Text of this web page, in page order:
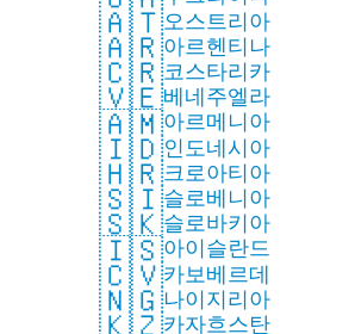
🇦🇹오스트리아
🇦🇷아르헨티나
🇨🇷코스타리카
🇻🇪베네주엘라
🇦🇲아르메니아
🇮🇩인도네시아
🇭🇷크로아티아
🇸🇮슬로베니아
🇸🇰슬로바키아
🇮🇸아이슬란드
🇨🇻카보베르데
🇳🇬나이지리아
카자흐스탄